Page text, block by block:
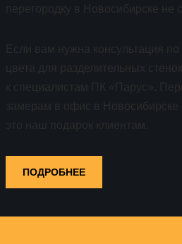
перегородку в Новосибирске не
Если вам нужна консультация
цвета для разделительных
к специалистам ПК «Парус».
замерам в офис в Новосибирске
это наш подарок клиентам.
ПОДРОБНЕЕ